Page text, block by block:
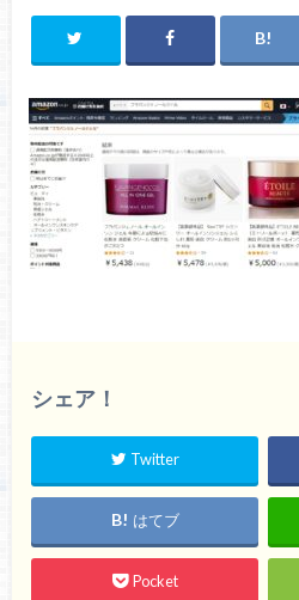
シェア！
Twitter
はてブ
Pocket